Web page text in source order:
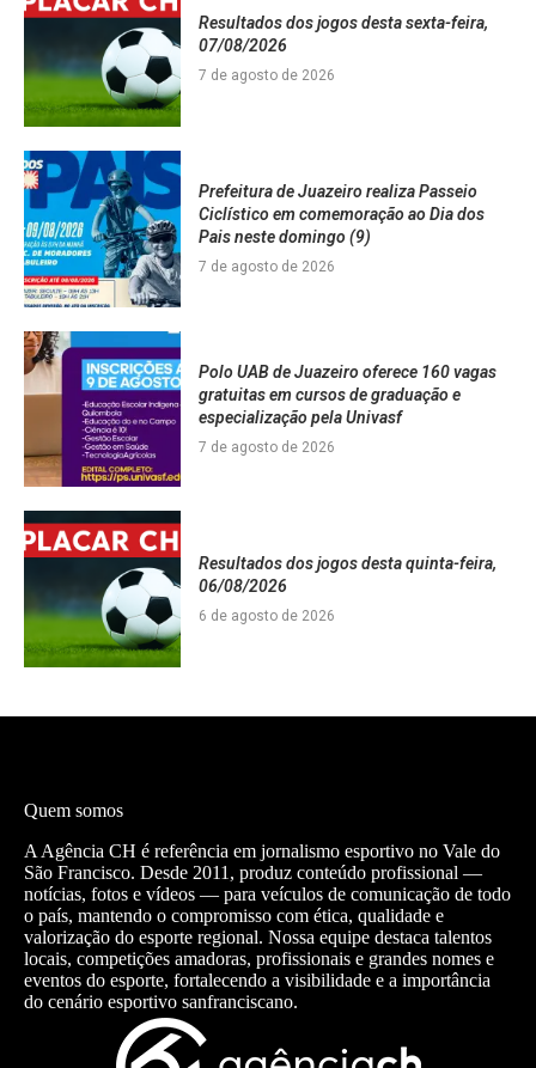
Resultados dos jogos desta sexta-feira,
07/08/2026
7 de agosto de 2026
Prefeitura de Juazeiro realiza Passeio
Ciclístico em comemoração ao Dia dos
Pais neste domingo (9)
7 de agosto de 2026
Polo UAB de Juazeiro oferece 160 vagas
gratuitas em cursos de graduação e
especialização pela Univasf
7 de agosto de 2026
Resultados dos jogos desta quinta-feira,
06/08/2026
6 de agosto de 2026
Quem somos
A Agência CH é referência em jornalismo esportivo no Vale do
São Francisco. Desde 2011, produz conteúdo profissional —
notícias, fotos e vídeos — para veículos de comunicação de todo
o país, mantendo o compromisso com ética, qualidade e
valorização do esporte regional. Nossa equipe destaca talentos
locais, competições amadoras, profissionais e grandes nomes e
eventos do esporte, fortalecendo a visibilidade e a importância
do cenário esportivo sanfranciscano.